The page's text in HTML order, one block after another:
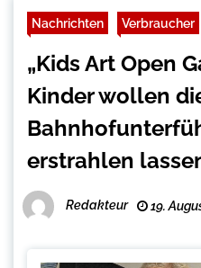
Nachrichten Verbraucher
„Kids Art Open
Kinder wollen
erstrahlen
Redakteur 19.